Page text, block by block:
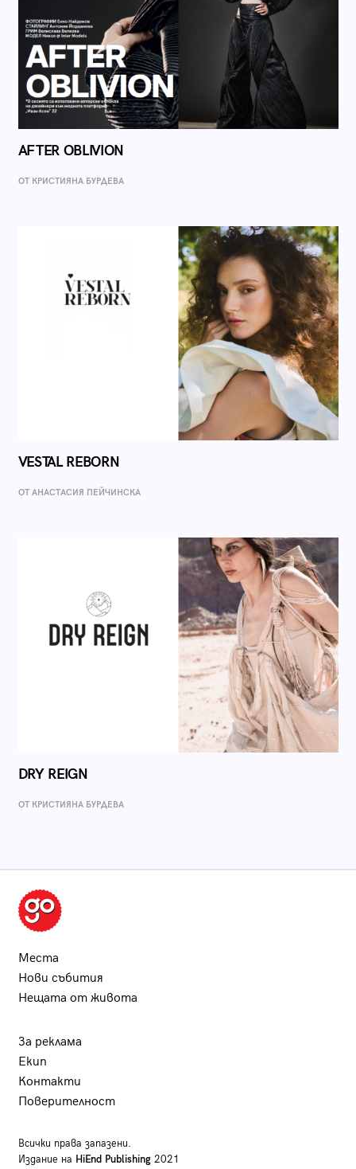
AFTER OBLIVION
ОТ КРИСТИЯНА БУРДЕВА
VESTAL REBORN
ОТ AНАСТАСИЯ ПЕЙЧИНСКА
DRY REIGN
ОТ КРИСТИЯНА БУРДЕВА
Места
Нови събития
Нещата от живота
За реклама
Екип
Контакти
Поверителност
Всички права запазени.
Издание на HiEnd Publishing2021